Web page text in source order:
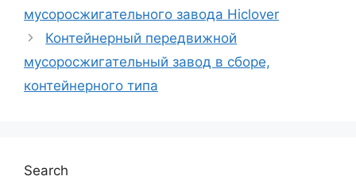
мусоросжигательного завода Hiclover
Контейнерный передвижной
мусоросжигательный завод в сборе,
контейнерного типа
Search